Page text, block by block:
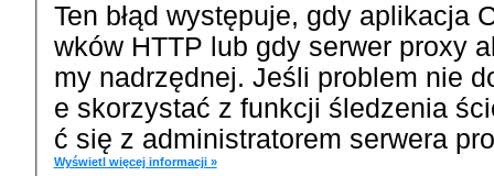
Ten błąd występuje, gdy aplikacja
wków HTTP lub gdy serwer proxy
my nadrzędnej. Jeśli problem nie
e skorzystać z funkcji śledzenia
ć się z administratorem serwera
Wyświetl więcej informacji »